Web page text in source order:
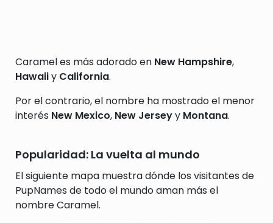
Caramel es más adorado en New Hampshire,
Hawaiiy California.
Por el contrario, el nombre ha mostrado el menor
interés New Mexico, New Jerseyy Montana.
Popularidad: La vuelta al mundo
El siguiente mapa muestra dónde los visitantes de
PupNames de todo el mundo aman más el
nombre Caramel.